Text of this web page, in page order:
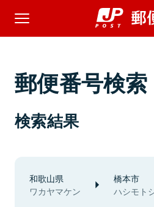
郵便番号検索
検索結果
和歌山県
ワカヤマケン
橋本市
ハシモト